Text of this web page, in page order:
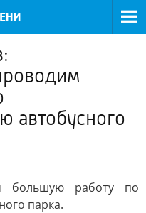
автобусного
большую работу по
парка.